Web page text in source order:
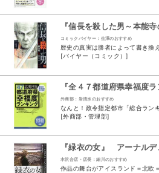
コミックバイヤー：生澤のおすすめ
[バイヤー（コミック）]
外商部：岩清水のおすすめ
[外商部・管理部]
本沢合店・店長：細川のおすすめ